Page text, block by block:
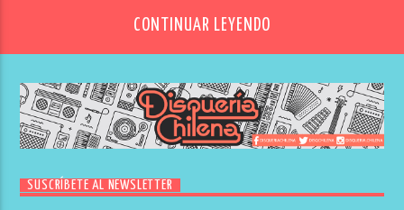
CONTINUAR LEYENDO
SUSCRÍBETE AL NEWSLETTER